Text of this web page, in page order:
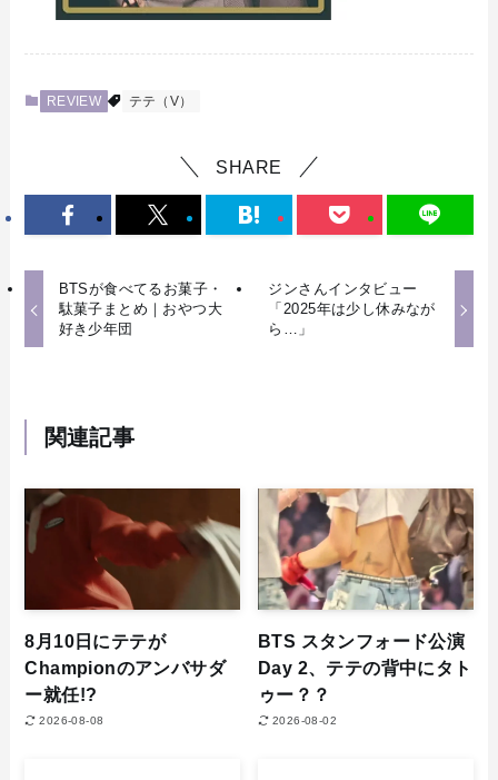
REVIEW テテ（V）
SHARE
BTSが食べてるお菓子・
駄菓子まとめ｜おやつ大
好き少年団
ジンさんインタビュー
「2025年は少し休みなが
ら…」
関連記事
8月10日にテテが
Championのアンバサダ
ー就任!?
2026-08-08
BTS スタンフォード公演
Day 2、テテの背中にタト
ゥー？？
2026-08-02